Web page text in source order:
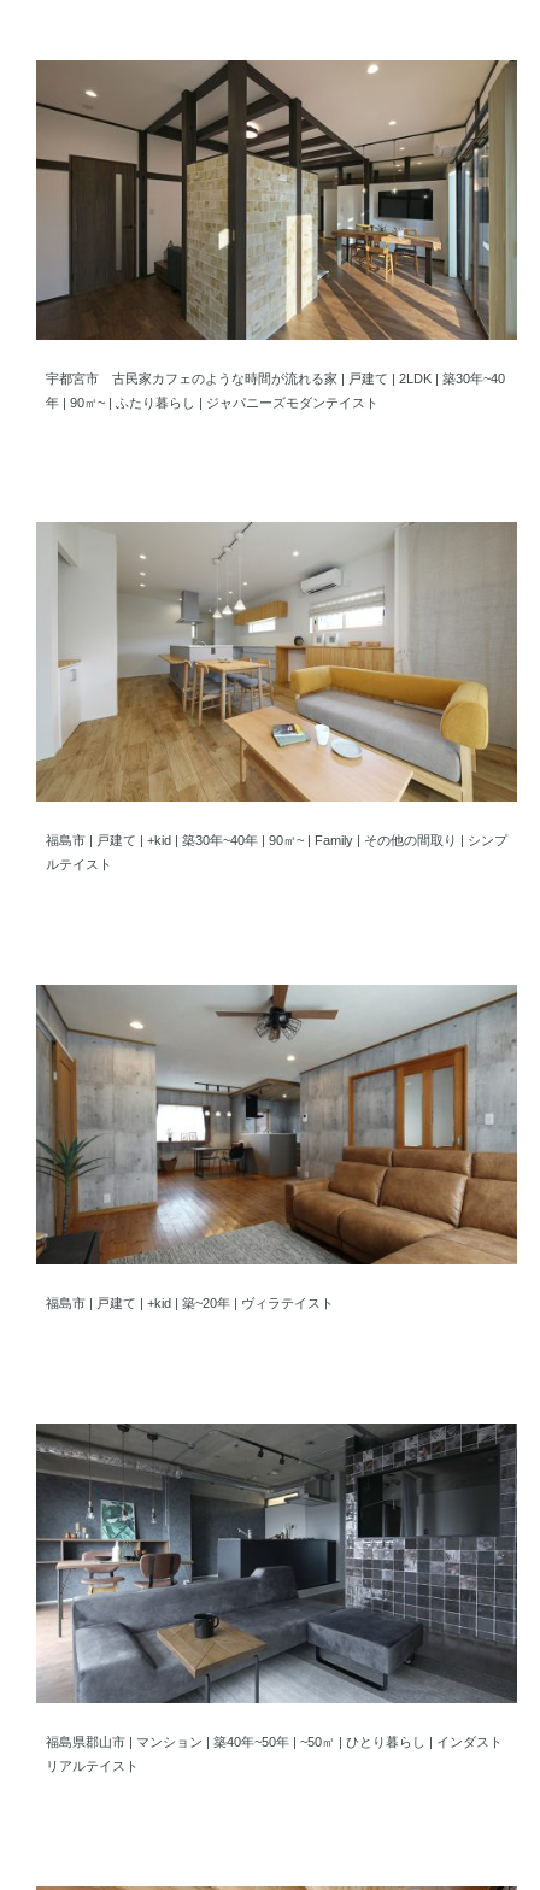
宇都宮市 古民家カフェのような時間が流れる家 | 戸建て | 2LDK | 築30年~40
年 | 90㎡~ | ふたり暮らし | ジャパニーズモダンテイスト
福島市 | 戸建て | +kid | 築30年~40年 | 90㎡~ | Family | その他の間取り | シンプ
ルテイスト
福島市 | 戸建て | +kid | 築~20年 | ヴィラテイスト
福島県郡山市 | マンション | 築40年~50年 | ~50㎡ | ひとり暮らし | インダスト
リアルテイスト